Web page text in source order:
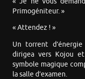
Primogéniteur. »
« Attendez ! »
Un torrent
dirigea vers Kojou
symbole magique
la salle d’examen.